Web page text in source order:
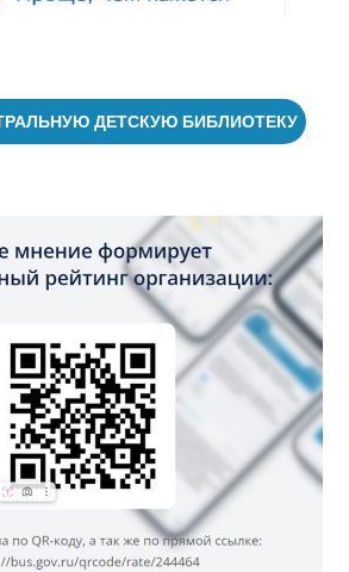
ДЕТСКУЮ БИБЛИОТЕКУ